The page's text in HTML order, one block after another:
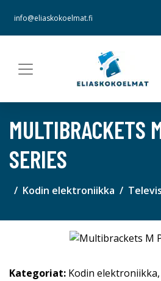
info@eliaskokoelmat.fi
MULTIBRACKETS
SERIES
Kodin elektroniikka
Kategoriat: Kodin elektroniikka,